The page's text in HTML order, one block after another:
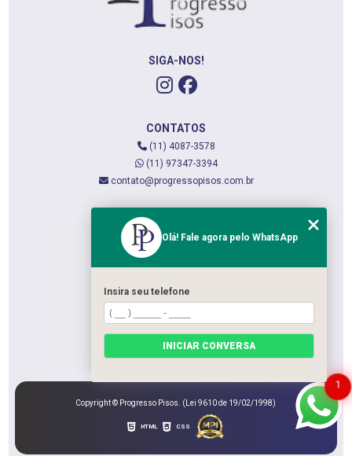
SIGA-NOS!
CONTATOS
(11) 4087-3578
(11) 97347-3394
contato@progressopisos.com.br
QUEM SOMOS
SERVIÇOS
CATEGORIAS
Copyright © Progresso Pisos. (Lei 9610 de 19/02/1998)
HTML CSS
1
Olá! Fale agora pelo WhatsApp
Insira seu telefone
INICIAR CONVERSA